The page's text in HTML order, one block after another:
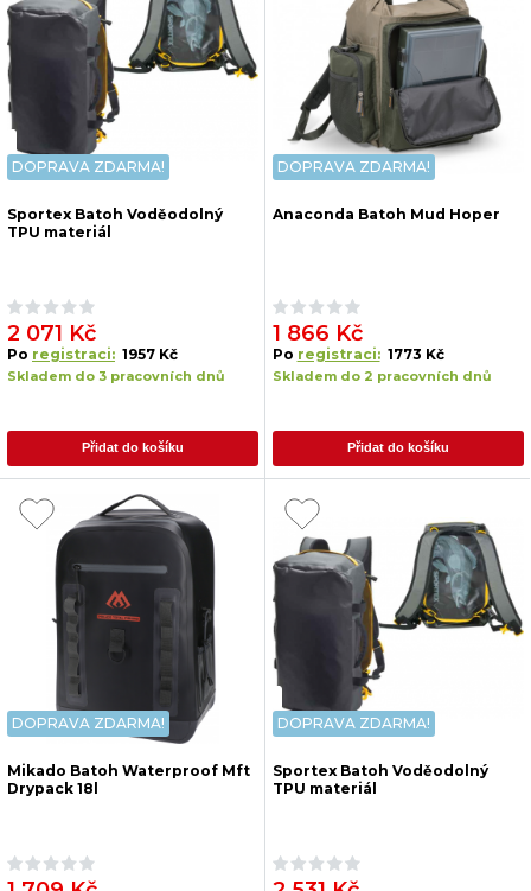
DOPRAVA ZDARMA!
Sportex Batoh Voděodolný
TPU materiál
2 071 Kč
Po registraci: 1957 Kč
Skladem do 3 pracovních dnů
Přidat do košíku
DOPRAVA ZDARMA!
Anaconda Batoh Mud Hoper
1 866 Kč
Po registraci: 1773 Kč
Skladem do 2 pracovních dnů
Přidat do košíku
DOPRAVA ZDARMA!
Mikado Batoh Waterproof Mft
Drypack 18l
DOPRAVA ZDARMA!
Sportex Batoh Voděodolný
TPU materiál